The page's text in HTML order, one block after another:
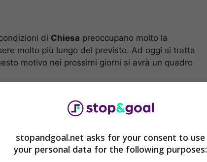
di Chiesa preoccupano molto la
molto più lungo del previsto. Ad oggi si tratta
motivo nei prossimi giorni si avrà un quadro
preoccupa
sul serio con la Juventus
assolutamente chiari i tempi di recupero. Il
ad avere dei fastidi e per questo motivo la
stopandgoal.net asks for your consent to use
your personal data for the following purposes: